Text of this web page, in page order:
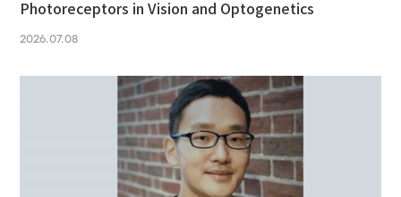
Photoreceptors in Vision and Optogenetics
2026.07.08